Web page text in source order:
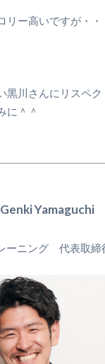
リー高いですが・・
黒川さんにリスペク
に＾＾
Yamaguchi
ーニング 代表取締